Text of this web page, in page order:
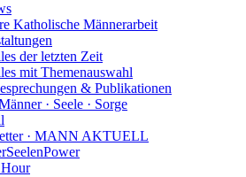
Katholische Männerarbeit
der letzten Zeit
mit Themenauswahl
& Publikationen
· Seele · Sorge
· MANN AKTUELL
Hour